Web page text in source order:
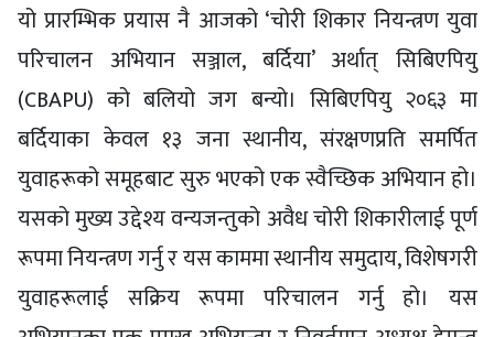
यो प्रारम्भिक प्रयास नै आजको ‘चोरी शिकार नियन्त्रण युवा
परिचालन अभियान सञ्जाल, बर्दिया’ अर्थात् सिबिएपियु
(CBAPU) को बलियो जग बन्यो। सिबिएपियु २०६३ मा
बर्दियाका केवल १३ जना स्थानीय, संरक्षणप्रति समर्पित
युवाहरूको समूहबाट सुरु भएको एक स्वैच्छिक अभियान हो।
यसको मुख्य उद्देश्य वन्यजन्तुको अवैध चोरी शिकारीलाई पूर्ण
रूपमा नियन्त्रण गर्नु र यस काममा स्थानीय समुदाय, विशेषगरी
युवाहरूलाई सक्रिय रूपमा परिचालन गर्नु हो। यस